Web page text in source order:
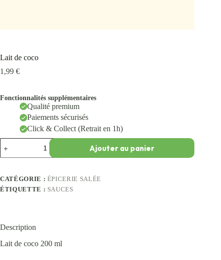
Lait de coco
1,99 €
Fonctionnalités supplémentaires
Qualité premium
Paiements sécurisés
Click & Collect (Retrait en 1h)
Ajouter au panier
CATÉGORIE : ÉPICERIE SALÉE
ÉTIQUETTE : SAUCES
Description
Lait de coco 200 ml